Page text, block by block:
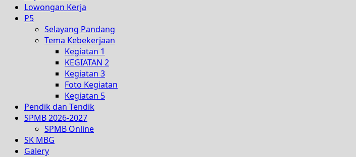
Lowongan Kerja
P5
Selayang Pandang
Tema Kebekerjaan
Kegiatan 1
KEGIATAN 2
Kegiatan 3
Foto Kegiatan
Kegiatan 5
Pendik dan Tendik
SPMB 2026-2027
SPMB Online
SK MBG
Galery